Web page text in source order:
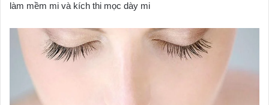
làm mềm mi và kích thi mọc dày mi